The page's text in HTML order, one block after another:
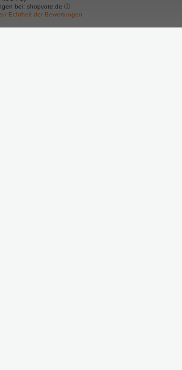
bei: shopvote.de ⓘ
Echtheit der Bewertungen